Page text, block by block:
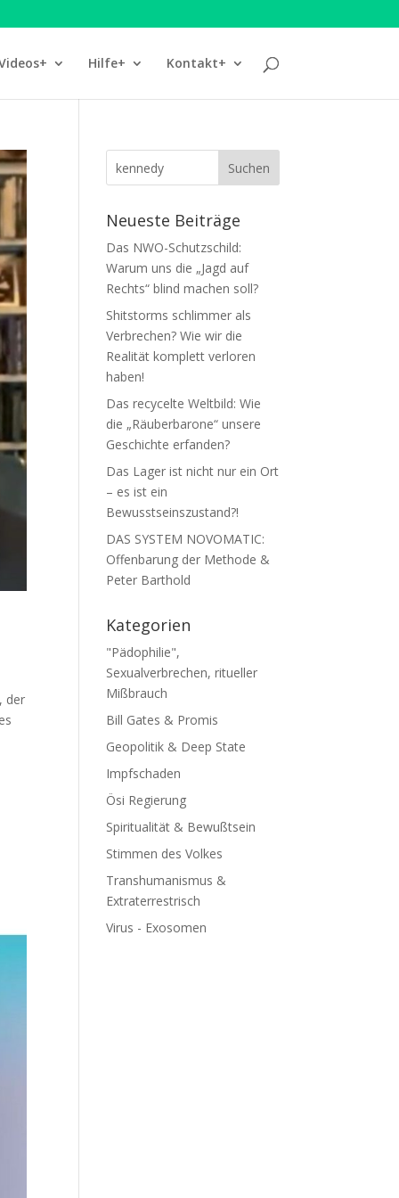
Hilfe+ Kontakt+
der
Neueste Beiträge
Das NWO-Schutzschild:
Warum uns die „Jagd auf
Rechts“ blind machen soll?
Shitstorms schlimmer als
Verbrechen? Wie wir die
Realität komplett verloren
haben!
Das recycelte Weltbild: Wie
die „Räuberbarone“ unsere
Geschichte erfanden?
Das Lager ist nicht nur ein Ort
– es ist ein
Bewusstseinszustand?!
DAS SYSTEM NOVOMATIC:
Offenbarung der Methode &
Peter Barthold
Kategorien
"Pädophilie",
Sexualverbrechen, ritueller
Mißbrauch
Bill Gates & Promis
Geopolitik & Deep State
Impfschaden
Ösi Regierung
Spiritualität & Bewußtsein
Stimmen des Volkes
Transhumanismus &
Extraterrestrisch
Virus - Exosomen